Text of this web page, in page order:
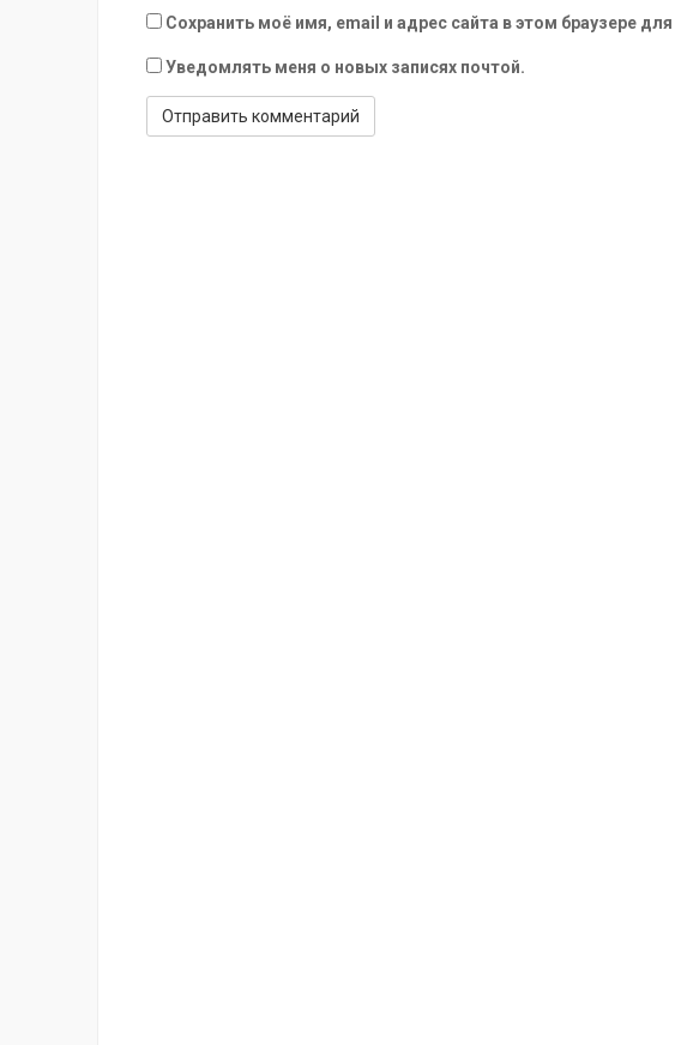
Сохранить моё имя, email и адрес сайта в этом браузере
Уведомлять меня о новых записях почтой.